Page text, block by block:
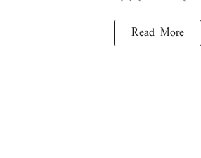
Read More